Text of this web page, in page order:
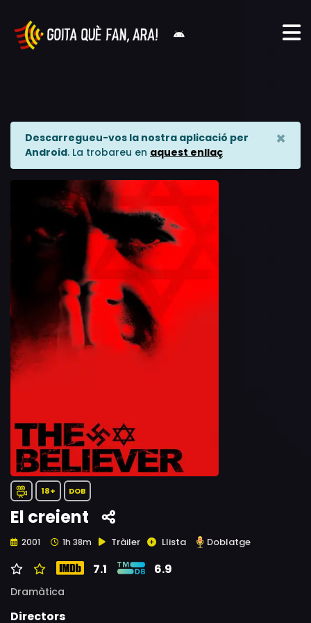
Descarregueu-vos la nostra aplicació per
Android. La trobareu en aquest enllaç
×
18+ DOB
El creient
2001 1h 38m Tràiler Llista Doblatge
7.1 6.9
Dramàtica
Directors